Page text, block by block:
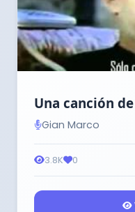
Una canción
Gian Marco
3.8K 0